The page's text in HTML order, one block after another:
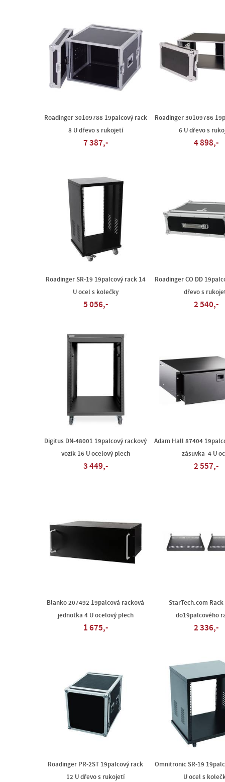
Roadinger 30109788 19palcový rack
8 U dřevo s rukojetí
7 387,-
Roadinger 30109786
6 U dřevo s
4 898,-
Roadinger SR-19 19palcový rack 14
U ocel s kolečky
5 056,-
Roadinger CO DD
dřevo s
2 540,-
Digitus DN-48001 19palcový rackový
vozík 16 U ocelový plech
3 449,-
Adam Hall 87404
zásuvka 4 U
2 557,-
Blanko 207492 19palcová racková
jednotka 4 U ocelový plech
1 675,-
StarTech.com
do19palcového
2 336,-
Roadinger PR-2ST 19palcový rack
12 U dřevo s rukojetí
Omnitronic SR-19
U ocel s